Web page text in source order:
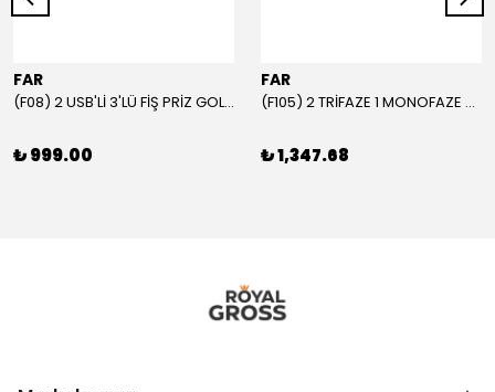
FAR
(F08) 2 USB'Lİ 3'LÜ FİŞ PRİZ GOLYAT
₺ 999.00
FAR
(F105) 2 TRİFAZE 1 MONOFAZE GRUP PRİZ
₺ 1,347.68